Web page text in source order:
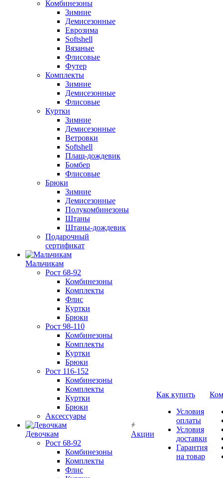
Комбинезоны
Зимние
Демисезонные
Еврозима
Softshell
Вязаные
Флисовые
Футер
Комплекты
Зимние
Демисезонные
Флисовые
Куртки
Зимние
Демисезонные
Ветровки
Softshell
Плащ-дождевик
Бомбер
Флисовые
Брюки
Зимние
Демисезонные
Полукомбинезоны
Штаны
Штаны-дождевик
Подарочный
сертификат
Мальчикам
Рост 68-92
Комбинезоны
Комплекты
Флис
Куртки
Брюки
Рост 98-110
Комбинезоны
Комплекты
Куртки
Брюки
Рост 116-152
Комбинезоны
Комплекты
Куртки
Брюки
Аксессуары
Девочкам
Рост 68-92
Комбинезоны
Комплекты
Флис
Акции
Как купить
Условия
оплаты
Условия
доставки
Гарантия
на товар